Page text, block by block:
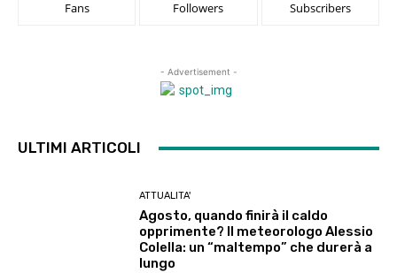
Fans Followers Subscribers
- Advertisement -
ULTIMI ARTICOLI
ATTUALITA'
Agosto, quando finirà il caldo
opprimente? Il meteorologo Alessio
Colella: un “maltempo” che durerà a
lungo